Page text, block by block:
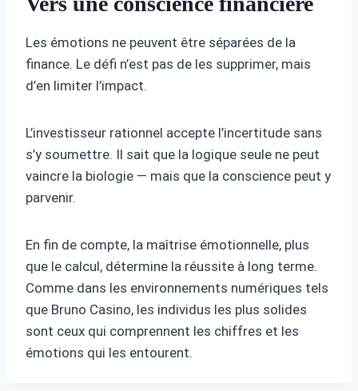
Les émotions ne peuvent être séparées de la
finance. Le défi n’est pas de les supprimer, mais
d’en limiter l’impact.
L’investisseur rationnel accepte l’incertitude sans
s’y soumettre. Il sait que la logique seule ne peut
vaincre la biologie — mais que la conscience peut y
parvenir.
En fin de compte, la maîtrise émotionnelle, plus
que le calcul, détermine la réussite à long terme.
Comme dans les environnements numériques tels
que Bruno Casino, les individus les plus solides
sont ceux qui comprennent les chiffres et les
émotions qui les entourent.